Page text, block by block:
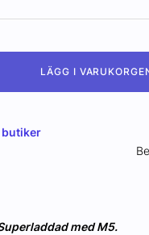
LÄGG I
butiker
med M5.